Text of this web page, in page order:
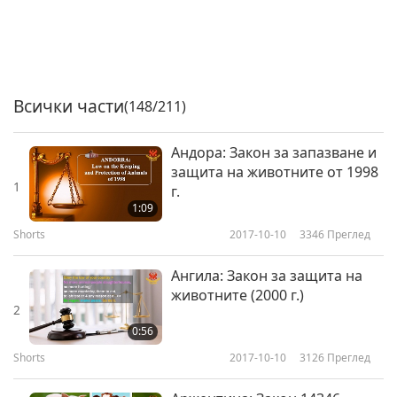
Всички части(148/211)
1
1:09
Андора: Закон за запазване и
защита на животните от 1998
г.
Shorts 2017-10-10 3346 Преглед
2
0:56
Ангила: Закон за защита на
животните (2000 г.)
Shorts 2017-10-10 3126 Преглед